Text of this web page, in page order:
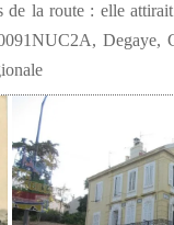
de la route : elle attirait